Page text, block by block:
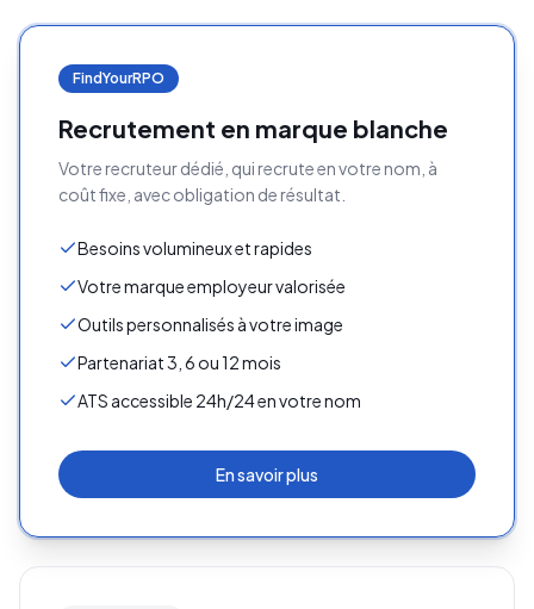
FindYourRPO
Recrutement en marque blanche
Votre recruteur dédié, qui recrute en votre nom, à
coût fixe, avec obligation de résultat.
Besoins volumineux et rapides
Votre marque employeur valorisée
Outils personnalisés à votre image
Partenariat 3, 6 ou 12 mois
ATS accessible 24h/24 en votre nom
En savoir plus